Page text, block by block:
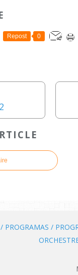
Repost 0
PROGRAMAS /